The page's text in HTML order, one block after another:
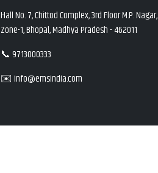
Hall No. 7, Chittod Complex, 3rd Floor M.P. Nagar,
Zone-1, Bhopal, Madhya Pradesh - 462011
📞 9713000333
✉️ info@emsindia.com